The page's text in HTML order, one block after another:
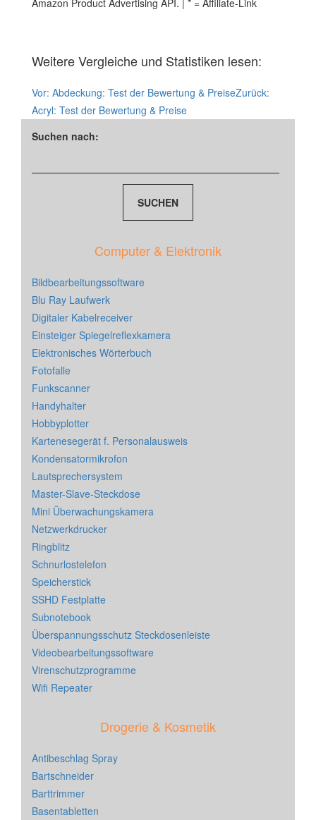
Weitere Vergleiche und Statistiken lesen:
Vor: Abdeckung: Test der Bewertung & PreiseZurück:
Acryl: Test der Bewertung & Preise
Suchen nach:
Computer & Elektronik
Bildbearbeitungssoftware
Blu Ray Laufwerk
Digitaler Kabelreceiver
Einsteiger Spiegelreflexkamera
Elektronisches Wörterbuch
Fotofalle
Funkscanner
Handyhalter
Hobbyplotter
Kartenesegerät f. Personalausweis
Kondensatormikrofon
Lautsprechersystem
Master-Slave-Steckdose
Mini Überwachungskamera
Netzwerkdrucker
Ringblitz
Schnurlostelefon
Speicherstick
SSHD Festplatte
Subnotebook
Überspannungsschutz Steckdosenleiste
Videobearbeitungssoftware
Virenschutzprogramme
Wifi Repeater
Drogerie & Kosmetik
Antibeschlag Spray
Bartschneider
Barttrimmer
Basentabletten